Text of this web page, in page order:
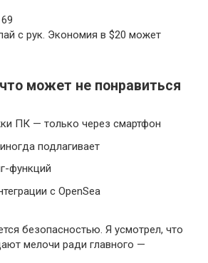
с рук. Экономия в $20 может
может не понравиться
ПК — только через смартфон
подлагивает
функций
с OpenSea
безопасностью. Я усмотрел, что
мелочи ради главного —